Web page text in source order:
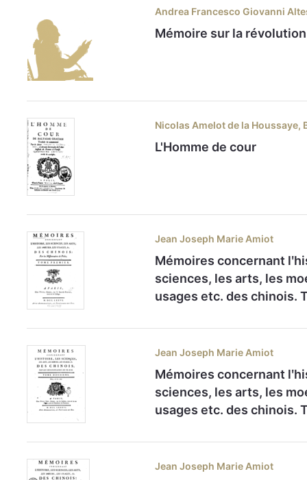
Andrea Francesco Giovanni
Mémoire sur la
Nicolas Amelot de la Houssaye,
L'Homme de cour
Jean Joseph Marie Amiot
Mémoires concernant
sciences, les arts, les
usages etc. des chinois.
Jean Joseph Marie Amiot
Mémoires concernant
sciences, les arts, les
usages etc. des chinois.
Jean Joseph Marie Amiot